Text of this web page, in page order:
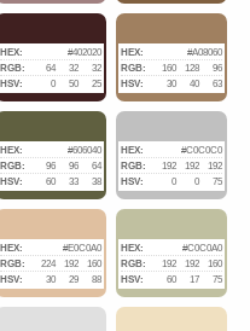
HEX:
#402020
RGB:
64 32
32
HSV:
0 50 25
HEX:
#A08060
RGB:
160 128
96
HSV:
30 40 63
HEX:
#606040
RGB:
96 96
64
HSV:
60 33 38
HEX:
#C0C0C0
RGB:
192 192
192
HSV:
0 0 75
HEX:
#E0C0A0
RGB:
224 192
160
HSV:
30 29 88
HEX:
#C0C0A0
RGB:
192 192
160
HSV:
60 17 75